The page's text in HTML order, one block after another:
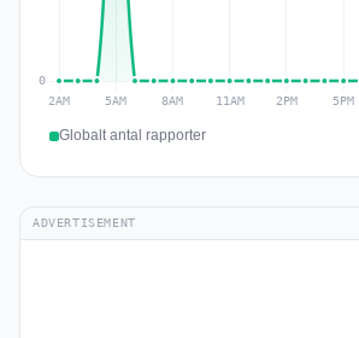
Globalt antal rapporter
ADVERTISEMENT